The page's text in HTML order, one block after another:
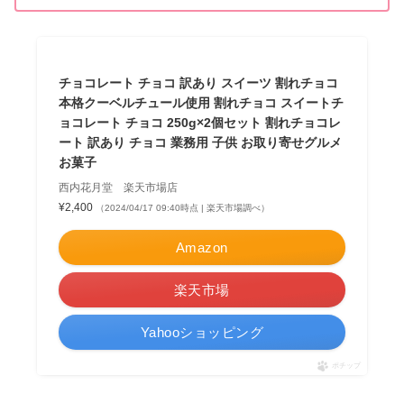
チョコレート チョコ 訳あり スイーツ 割れチョコ
本格クーベルチュール使用 割れチョコ スイートチ
ョコレート チョコ 250g×2個セット 割れチョコレ
ート 訳あり チョコ 業務用 子供 お取り寄せグルメ
お菓子
西内花月堂 楽天市場店
¥2,400
（2024/04/17 09:40時点 | 楽天市場調べ）
Amazon
楽天市場
Yahooショッピング
ポチップ